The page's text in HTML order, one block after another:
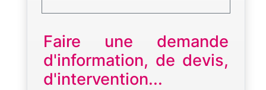
Faire une demande
d'information, de devis,
d'intervention...